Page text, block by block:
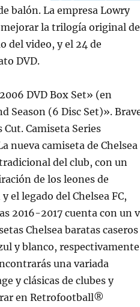
balón. La empresa Lowry
la trilogía original de
del video, y el 24 de
DVD.
DVD Box Set» (en
Season (6 Disc Set)».
Camiseta Series
nueva camiseta de Chelsea
del club, con un
de los leones de
el legado del Chelsea FC,
2016-2017 cuenta con un
Chelsea baratas caseros
y blanco,
una variada
y clásicas de clubes y
en Retrofootball®